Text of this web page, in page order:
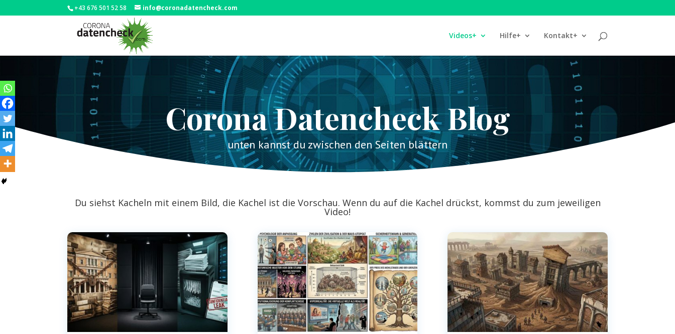
+43 676 501 52 58 info@coronadatencheck.com
Videos+ Hilfe+ Kontakt+
Corona Datencheck Blog
unten kannst du zwischen den Seiten blättern
Du siehst Kacheln mit einem Bild, die Kachel ist die Vorschau. Wenn du auf die Kachel drückst, kommst du zum jeweiligen
Video!